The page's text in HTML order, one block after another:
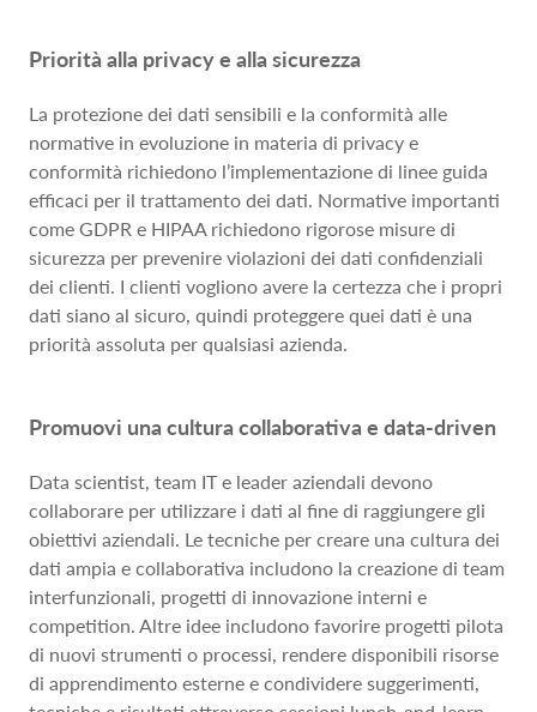
Priorità alla privacy e alla sicurezza
La protezione dei dati sensibili e la conformità alle
normative in evoluzione in materia di privacy e
conformità richiedono l’implementazione di linee guida
efficaci per il trattamento dei dati. Normative importanti
come GDPR e HIPAA richiedono rigorose misure di
sicurezza per prevenire violazioni dei dati confidenziali
dei clienti. I clienti vogliono avere la certezza che i propri
dati siano al sicuro, quindi proteggere quei dati è una
priorità assoluta per qualsiasi azienda.
Promuovi una cultura collaborativa e data-driven
Data scientist, team IT e leader aziendali devono
collaborare per utilizzare i dati al fine di raggiungere gli
obiettivi aziendali. Le tecniche per creare una cultura dei
dati ampia e collaborativa includono la creazione di team
interfunzionali, progetti di innovazione interni e
competition. Altre idee includono favorire progetti pilota
di nuovi strumenti o processi, rendere disponibili risorse
di apprendimento esterne e condividere suggerimenti,